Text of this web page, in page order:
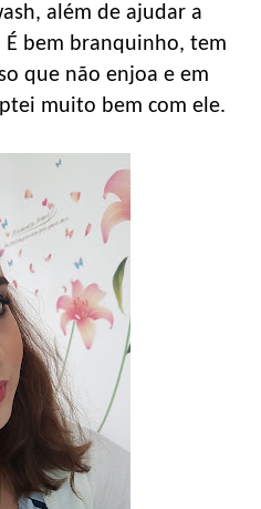
além de ajudar a
É bem branquinho, tem
que não enjoa e em
muito bem com ele.